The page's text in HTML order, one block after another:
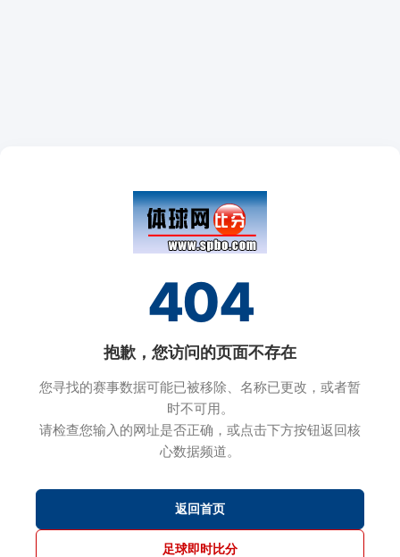
404
抱歉，您访问的页面不存在
您寻找的赛事数据可能已被移除、名称已更改，或者暂
时不可用。
请检查您输入的网址是否正确，或点击下方按钮返回核
心数据频道。
返回首页
足球即时比分